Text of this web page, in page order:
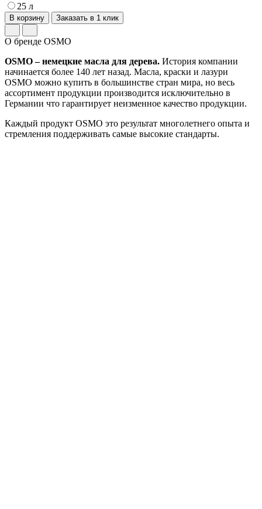
25 л
В корзину Заказать в 1 клик
О бренде OSMO
OSMO – немецкие масла для дерева. История компании
начинается более 140 лет назад. Масла, краски и лазури
OSMO можно купить в большинстве стран мира, но весь
ассортимент продукции производится исключительно в
Германии что гарантирует неизменное качество продукции.
Каждый продукт OSMO это результат многолетнего опыта и
стремления поддерживать самые высокие стандарты.